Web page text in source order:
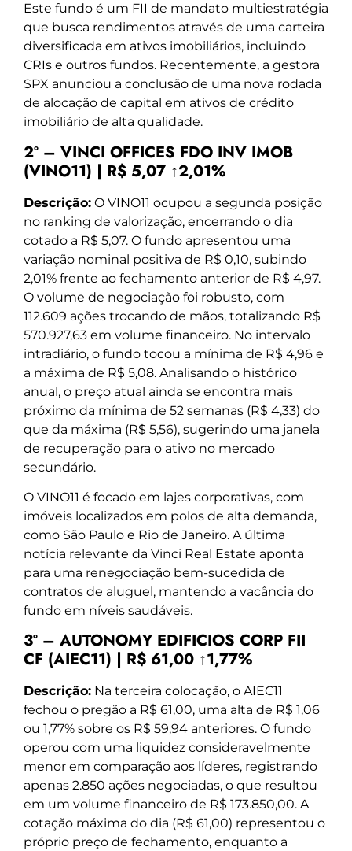
Este fundo é um FII de mandato multiestratégia
que busca rendimentos através de uma carteira
diversificada em ativos imobiliários, incluindo
CRIs e outros fundos. Recentemente, a gestora
SPX anunciou a conclusão de uma nova rodada
de alocação de capital em ativos de crédito
imobiliário de alta qualidade.
2º – VINCI OFFICES FDO INV IMOB
(VINO11) | R$ 5,07 ↑2,01%
Descrição: O VINO11 ocupou a segunda posição
no ranking de valorização, encerrando o dia
cotado a R$ 5,07. O fundo apresentou uma
variação nominal positiva de R$ 0,10, subindo
2,01% frente ao fechamento anterior de R$ 4,97.
O volume de negociação foi robusto, com
112.609 ações trocando de mãos, totalizando R$
570.927,63 em volume financeiro. No intervalo
intradiário, o fundo tocou a mínima de R$ 4,96 e
a máxima de R$ 5,08. Analisando o histórico
anual, o preço atual ainda se encontra mais
próximo da mínima de 52 semanas (R$ 4,33) do
que da máxima (R$ 5,56), sugerindo uma janela
de recuperação para o ativo no mercado
secundário.
O VINO11 é focado em lajes corporativas, com
imóveis localizados em polos de alta demanda,
como São Paulo e Rio de Janeiro. A última
notícia relevante da Vinci Real Estate aponta
para uma renegociação bem-sucedida de
contratos de aluguel, mantendo a vacância do
fundo em níveis saudáveis.
3º – AUTONOMY EDIFICIOS CORP FII
CF (AIEC11) | R$ 61,00 ↑1,77%
Descrição: Na terceira colocação, o AIEC11
fechou o pregão a R$ 61,00, uma alta de R$ 1,06
ou 1,77% sobre os R$ 59,94 anteriores. O fundo
operou com uma liquidez consideravelmente
menor em comparação aos líderes, registrando
apenas 2.850 ações negociadas, o que resultou
em um volume financeiro de R$ 173.850,00. A
cotação máxima do dia (R$ 61,00) representou o
próprio preço de fechamento, enquanto a